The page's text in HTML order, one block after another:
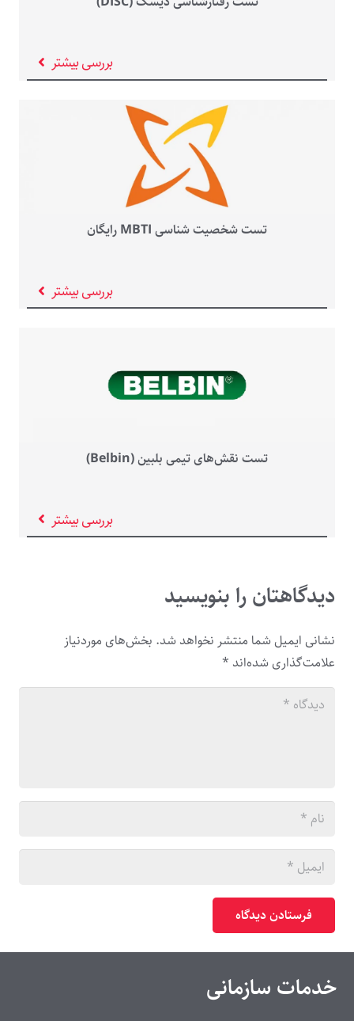
بررسی بیشتر
تست شخصیت شناسی MBTI رایگان
بررسی بیشتر
تست نقش‌های تیمی بلبین (Belbin)
بررسی بیشتر
دیدگاهتان را بنویسید
نشانی ایمیل شما منتشر نخواهد شد. بخش‌های موردنیاز
علامت‌گذاری شده‌اند *
فرستادن دیدگاه
خدمات سازمانی